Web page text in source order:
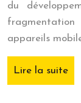
du
appareils
Lire la suite